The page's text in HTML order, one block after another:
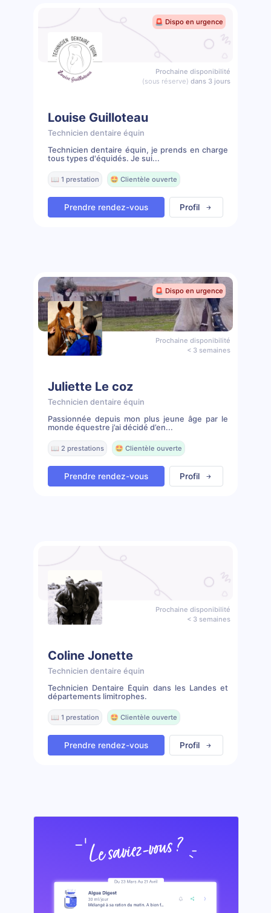
🚨 Dispo en urgence
Prochaine disponibilité
(sous réserve) dans 3 jours
Louise Guilloteau
Technicien dentaire équin
Technicien dentaire équin, je prends en charge
tous types d'équidés. Je sui...
📖 1 prestation 🤩 Clientèle ouverte
Prendre rendez-vous Profil
🚨 Dispo en urgence
Prochaine disponibilité
< 3 semaines
Juliette Le coz
Technicien dentaire équin
Passionnée depuis mon plus jeune âge par le
monde équestre j’ai décidé d’en...
📖 2 prestations 🤩 Clientèle ouverte
Prendre rendez-vous Profil
Prochaine disponibilité
< 3 semaines
Coline Jonette
Technicien dentaire équin
Technicien Dentaire Équin dans les Landes et
départements limitrophes.
📖 1 prestation 🤩 Clientèle ouverte
Prendre rendez-vous Profil